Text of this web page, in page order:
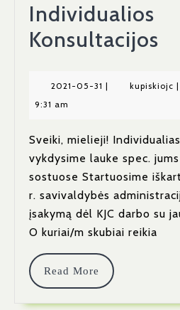
Individualios
Konsultacijos
2021-05-31 2021-
| kupiskiojc |
9:31 am
Sveiki, mielieji!
vykdysime lauke spec.
sostuose Startuosime
r. savivaldybės
įsakymą dėl KJC darbo su
O kuriai/m skubiai reikia
Read More
Read